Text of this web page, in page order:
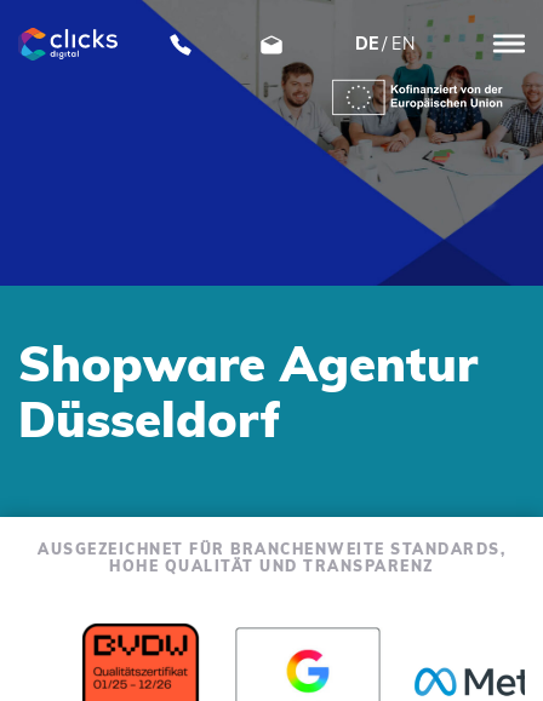
DE EN
Shopware Agentur
Düsseldorf
AUSGEZEICHNET FÜR BRANCHENWEITE STANDARDS,
HOHE QUALITÄT UND TRANSPARENZ